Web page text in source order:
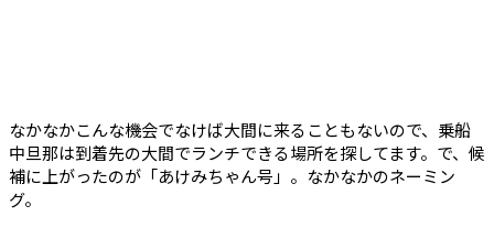
なかなかこんな機会でなけば大間に来ることもないので、乗船
中旦那は到着先の大間でランチできる場所を探してます。で、候
補に上がったのが「あけみちゃん号」。なかなかのネーミン
グ。